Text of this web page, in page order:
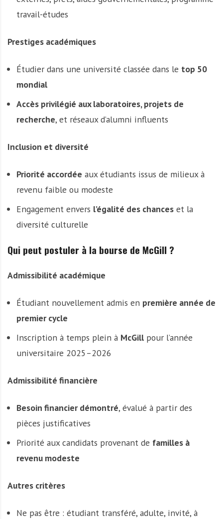
travail-études
Prestiges académiques
Étudier dans une université classée dans le top 50
mondial
Accès privilégié aux laboratoires, projets de
recherche, et réseaux d’alumni influents
Inclusion et diversité
Priorité accordée aux étudiants issus de milieux à
revenu faible ou modeste
Engagement envers l’égalité des chanceset la
diversité culturelle
Qui peut postuler à la bourse de McGill ?
Admissibilité académique
Étudiant nouvellement admis en première année de
premier cycle
Inscription à temps plein à McGillpour l’année
universitaire 2025–2026
Admissibilité financière
Besoin financier démontré, évalué à partir des
pièces justificatives
Priorité aux candidats provenant de familles à
revenu modeste
Autres critères
Ne pas être : étudiant transféré, adulte, invité, à